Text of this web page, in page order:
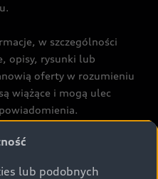
w szczególności
opisy, rysunki lub
oferty w rozumieniu
wiążące i mogą ulec
cywilnego oraz art.
lub podobnych